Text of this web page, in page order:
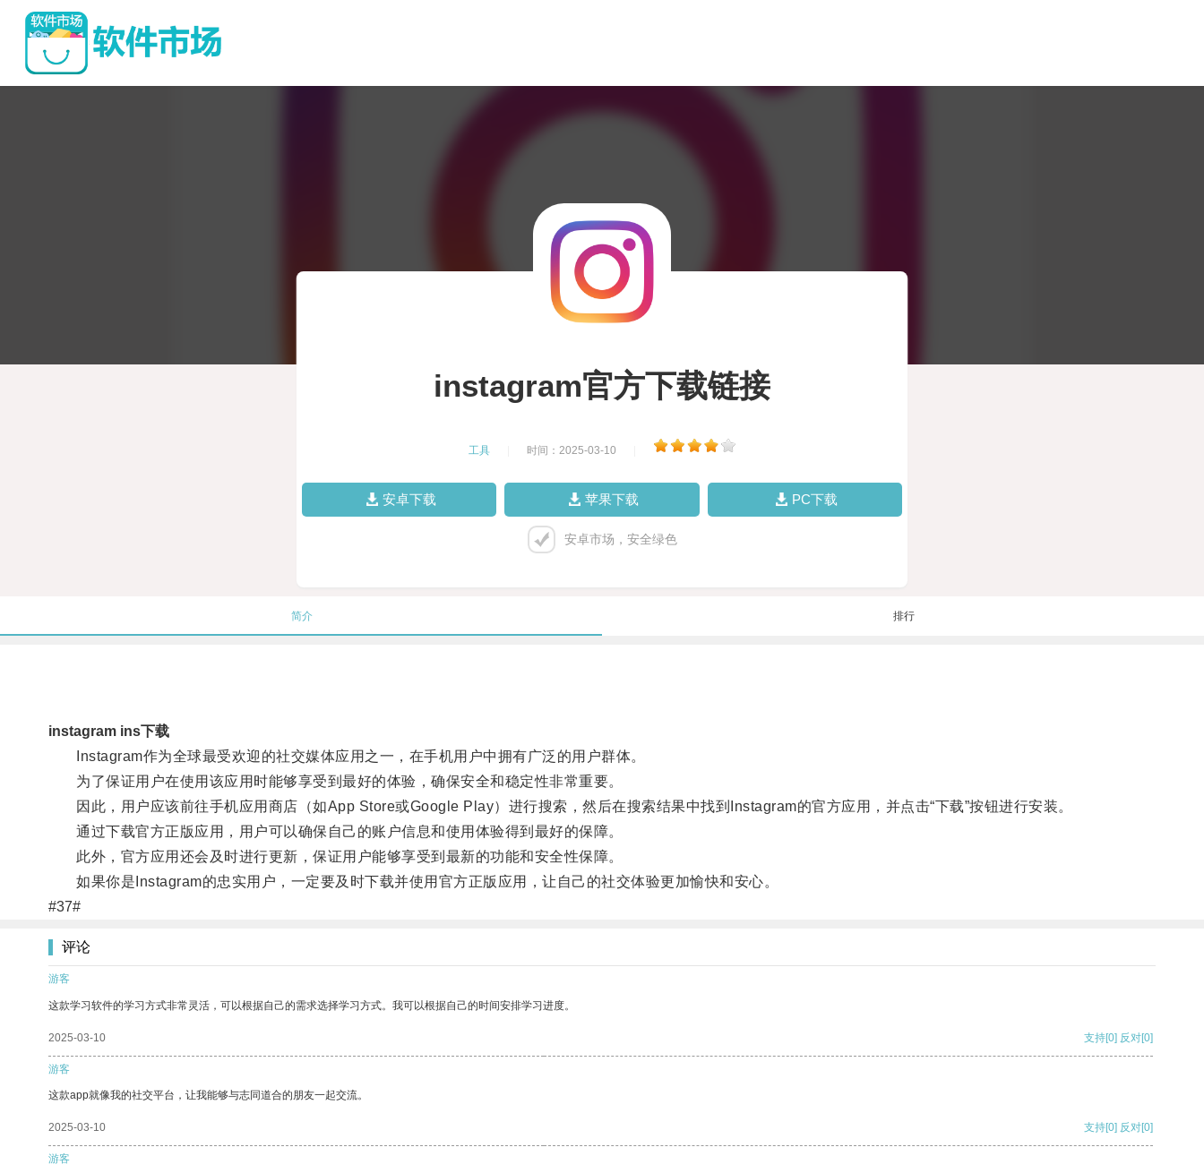
instagram官方下载链接
工具 时间：2025-03-10
安卓下载 苹果下载 PC下载
安卓市场，安全绿色
简介 排行
instagram ins下载
Instagram作为全球最受欢迎的社交媒体应用之一，在手机用户中拥有广泛的用户群体。
为了保证用户在使用该应用时能够享受到最好的体验，确保安全和稳定性非常重要。
因此，用户应该前往手机应用商店（如App Store或Google Play）进行搜索，然后在搜索结果中找到Instagram的官方应用，并点击“下载”按钮进行安装。
通过下载官方正版应用，用户可以确保自己的账户信息和使用体验得到最好的保障。
此外，官方应用还会及时进行更新，保证用户能够享受到最新的功能和安全性保障。
如果你是Instagram的忠实用户，一定要及时下载并使用官方正版应用，让自己的社交体验更加愉快和安心。
#37#
评论
游客
这款学习软件的学习方式非常灵活，可以根据自己的需求选择学习方式。我可以根据自己的时间安排学习进度。
2025-03-10 支持[0] 反对[0]
游客
这款app就像我的社交平台，让我能够与志同道合的朋友一起交流。
2025-03-10 支持[0] 反对[0]
游客